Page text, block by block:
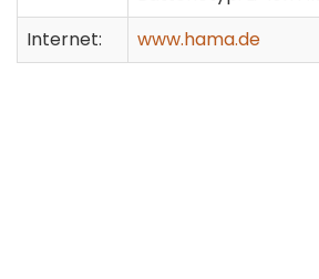
Internet:
www.hama.de